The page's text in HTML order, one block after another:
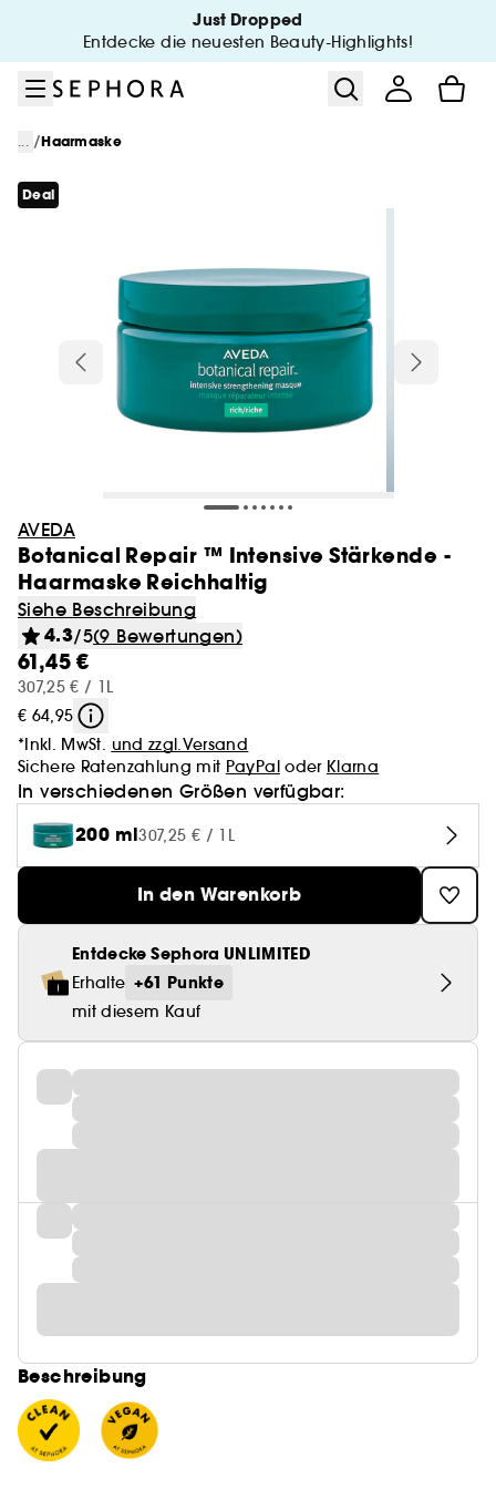
Just Dropped
Entdecke die neuesten Beauty-Highlights!
... /Haarmaske
Deal
AVEDA
Botanical Repair ™ Intensive Stärkende -
Haarmaske Reichhaltig
Siehe Beschreibung
4.3/5(9 Bewertungen)
61,45 €
307,25 € / 1L
€ 64,95
*Inkl. MwSt. und zzgl.Versand
Sichere Ratenzahlung mit PayPaloder Klarna
In verschiedenen Größen verfügbar:
200 ml307,25 € / 1L
In den Warenkorb
Entdecke Sephora UNLIMITED
Erhalte +61 Punkte
mit diesem Kauf
Beschreibung